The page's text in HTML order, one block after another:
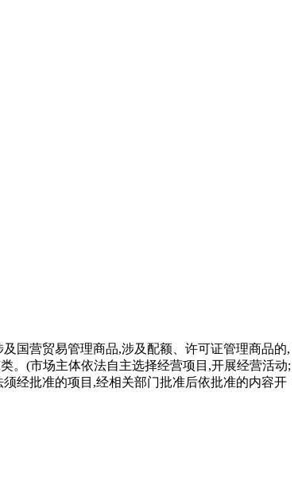
国营贸易管理商品,涉及配额、许可证管理商品的,
。(市场主体依法自主选择经营项目,开展经营活动;
经批准的项目,经相关部门批准后依批准的内容开